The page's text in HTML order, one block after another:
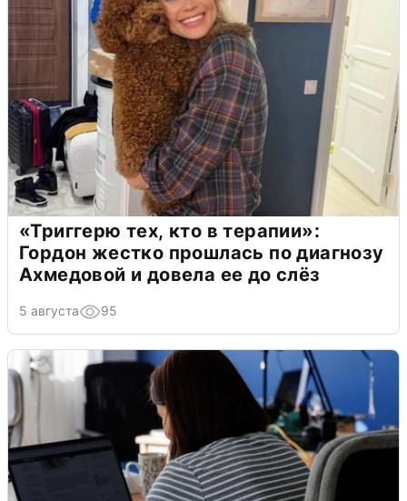
«Триггерю тех, кто в терапии»:
Гордон жестко прошлась по диагнозу
Ахмедовой и довела ее до слёз
5 августа 95